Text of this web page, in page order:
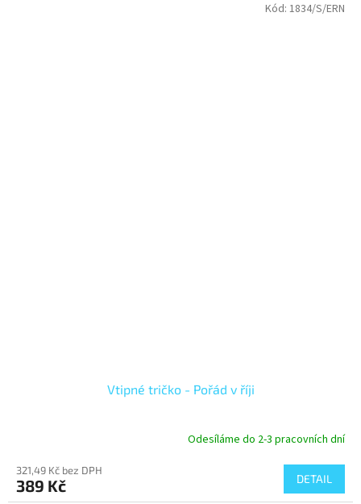
Vtipné tričko - Pořád v říji
Odesíláme do 2-3 pracovních dní
321,49 Kč bez DPH
389 Kč DETAIL
Kód: 1834/S/ERN